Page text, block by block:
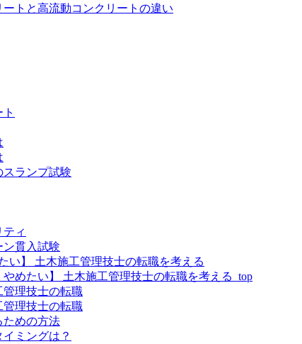
トと高流動コンクリートの違い
スランプ試験
ティ
ン貫入試験
い】 土木施工管理技士の転職を考える
やめたい】 土木施工管理技士の転職を考える_top
管理技士の転職
管理技士の転職
ための方法
ミングは？